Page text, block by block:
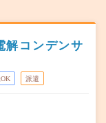
解コンデンサ
派遣